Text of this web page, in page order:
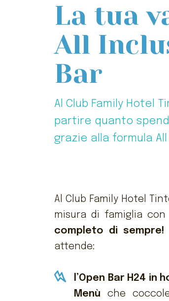
La tua
All
Bar
Al Club Family Hotel
partire quanto
grazie alla formula
Al Club Family Hotel
misura di famiglia con
completo di sempre!
attende:
l’Open Bar H24 in
Menù che